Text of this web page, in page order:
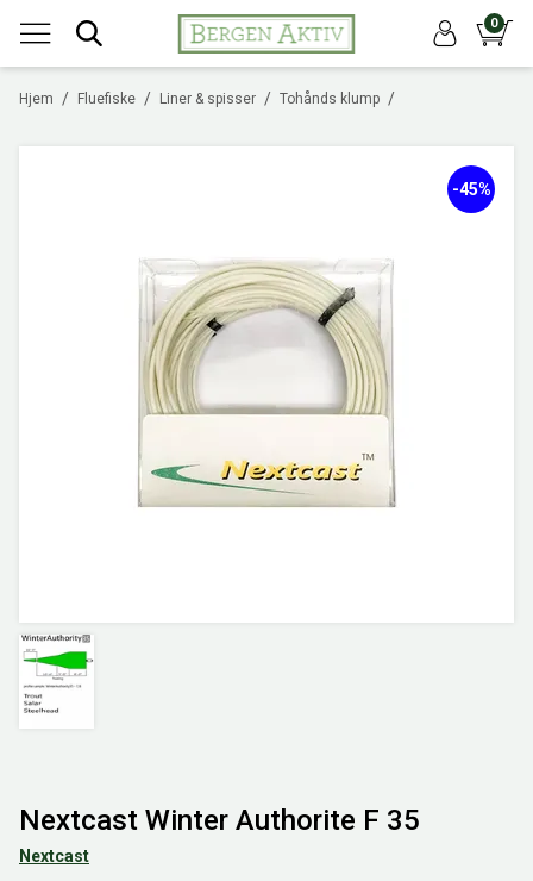
0
/
Hjem /
Fluefiske /
Liner & spisser /
Tohånds klump
-45%
Nextcast Winter Authorite F 35
Nextcast